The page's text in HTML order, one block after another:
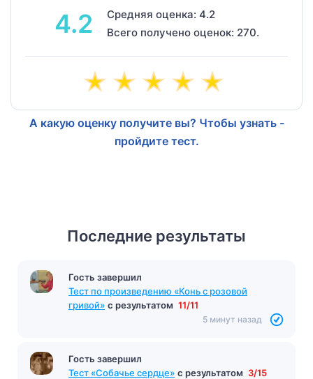
4.2
Средняя оценка: 4.2
Всего получено оценок: 270.
А какую оценку получите вы? Чтобы узнать -
пройдите тест.
Последние результаты
Гость завершил
Тест по произведению «Конь с розовой
гривой» с результатом 11/11
5 минут назад
Гость завершил
Тест «Собачье сердце» с результатом 3/15